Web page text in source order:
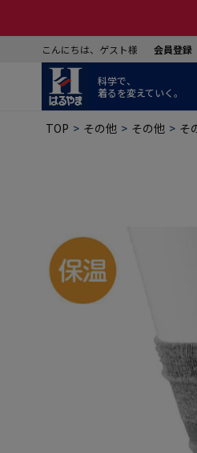
こんにちは、ゲスト様 会員登録
科学で、
着るを変えていく。
TOP その他 その他 そ